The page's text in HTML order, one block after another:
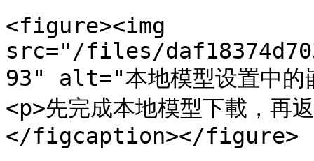
<figure><img
src="/files/
93" alt="本地模型设置中
<p>先完成本地模型下載，再
</figcaption></figure>